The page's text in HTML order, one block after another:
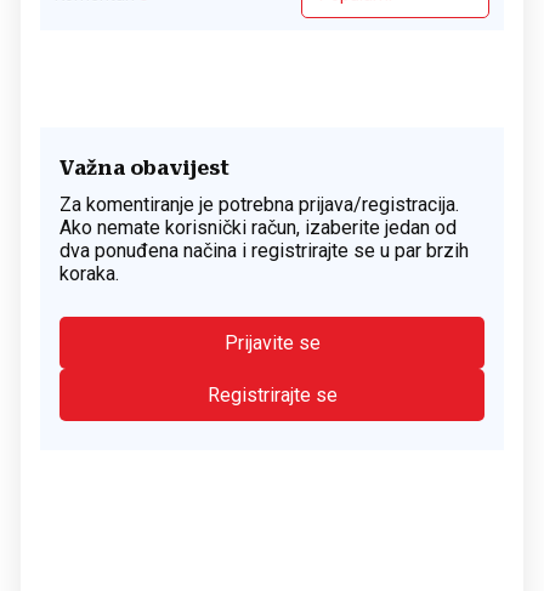
Važna obavijest
Za komentiranje je potrebna prijava/registracija.
Ako nemate korisnički račun, izaberite jedan od
dva ponuđena načina i registrirajte se u par brzih
koraka.
Prijavite se
Registrirajte se